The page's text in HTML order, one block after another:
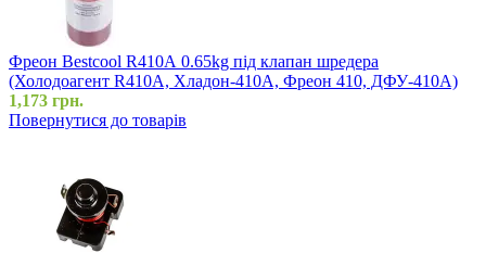
Фреон Bestcool R410А 0.65kg під клапан шредера
(Холодоагент R410А, Хладон-410А, Фреон 410, ДФУ-410А)
1,173 грн.
Повернутися до товарів